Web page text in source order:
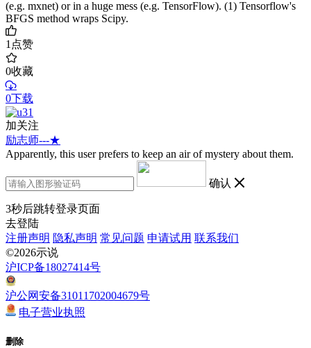
(e.g. mxnet) or in a huge mess (e.g. TensorFlow). (1) Tensorflow's
BFGS method wraps Scipy.
1点赞
0收藏
0下载
加关注
励志师---★
Apparently, this user prefers to keep an air of mystery about them.
确认
3秒后跳转登录页面
去登陆
注册声明 隐私声明 常见问题 申请试用 联系我们
©2026示说
沪ICP备18027414号
沪公网安备31011702004679号
电子营业执照
删除